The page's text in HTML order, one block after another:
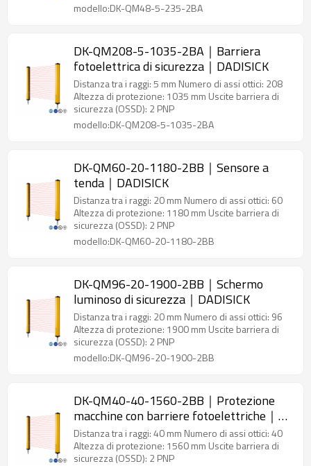
modello:DK-QM48-5-235-2BA
DK-QM208-5-1035-2BA｜Barriera
fotoelettrica di sicurezza｜DADISICK
Distanza tra i raggi: 5 mm Numero di assi ottici: 208
Altezza di protezione: 1035 mm Uscite barriera di
sicurezza (OSSD): 2 PNP
modello:DK-QM208-5-1035-2BA
DK-QM60-20-1180-2BB｜Sensore a
tenda｜DADISICK
Distanza tra i raggi: 20 mm Numero di assi ottici: 60
Altezza di protezione: 1180 mm Uscite barriera di
sicurezza (OSSD): 2 PNP
modello:DK-QM60-20-1180-2BB
DK-QM96-20-1900-2BB｜Schermo
luminoso di sicurezza｜DADISICK
Distanza tra i raggi: 20 mm Numero di assi ottici: 96
Altezza di protezione: 1900 mm Uscite barriera di
sicurezza (OSSD): 2 PNP
modello:DK-QM96-20-1900-2BB
DK-QM40-40-1560-2BB｜Protezione
macchine con barriere fotoelettriche｜
DADISICK
Distanza tra i raggi: 40 mm Numero di assi ottici: 40
Altezza di protezione: 1560 mm Uscite barriera di
sicurezza (OSSD): 2 PNP